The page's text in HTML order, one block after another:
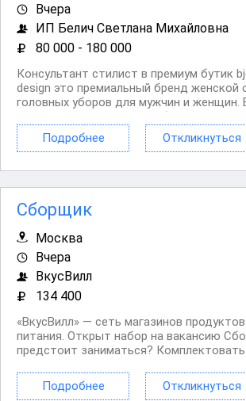
Вчера
ИП Белич Светлана Михайловна
80 000 - 180 000
Консультант стилист в премиум бутик
design это премиальный бренд женской
головных уборов для мужчин и женщин.
изделия создаются на собственном
эксклюзивных коллекционных
открыта вакансия для людей, которые
Подробнее Откликнуться
Сборщик
Москва
Вчера
ВкусВилл
134 400
«ВкусВилл» — сеть магазинов
питания. Открыт набор на вакансию
предстоит заниматься?
вид продуктов. Проводить
Общаться с покупателями по телефону.
Подробнее Откликнуться